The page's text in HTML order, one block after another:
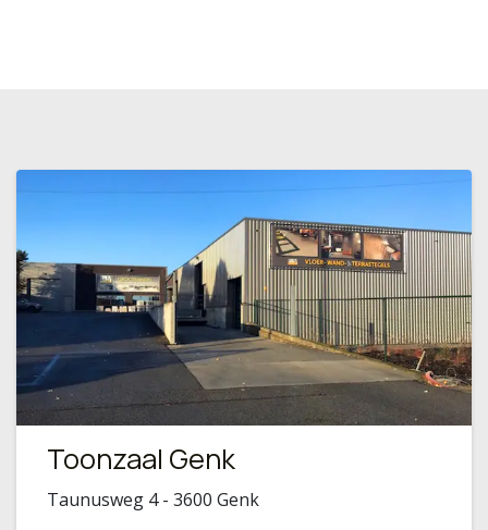
Toonzaal Genk
Taunusweg 4 - 3600 Genk